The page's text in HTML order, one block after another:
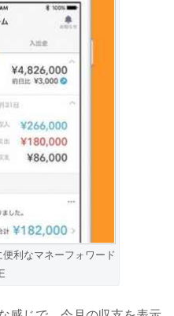
利なマネーフォワード